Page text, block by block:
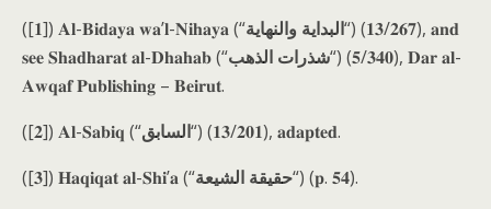
([𝟏]) 𝐀𝐥-𝐁𝐢𝐝𝐚𝐲𝐚 𝐰𝐚’𝐥-𝐍𝐢𝐡𝐚𝐲𝐚 (“البداية والنهاية“) (𝟏𝟑/𝟐𝟔𝟕), 𝐚𝐧𝐝
𝐬𝐞𝐞 𝐒𝐡𝐚𝐝𝐡𝐚𝐫𝐚𝐭 𝐚𝐥-𝐃𝐡𝐚𝐡𝐚𝐛 (“شذرات الذهب“) (𝟓/𝟑𝟒𝟎), 𝐃𝐚𝐫 𝐚𝐥-
𝐀𝐰𝐪𝐚𝐟 𝐏𝐮𝐛𝐥𝐢𝐬𝐡𝐢𝐧𝐠 – 𝐁𝐞𝐢𝐫𝐮𝐭.
([𝟐]) 𝐀𝐥-𝐒𝐚𝐛𝐢𝐪 (“السابق
“) (𝟏𝟑/𝟐𝟎𝟏), 𝐚𝐝𝐚𝐩𝐭𝐞𝐝.
([𝟑]) 𝐇𝐚𝐪𝐢𝐪𝐚𝐭 𝐚𝐥-𝐒𝐡𝐢’𝐚 (“حقيقة الشيعة“) (𝐩. 𝟓𝟒).